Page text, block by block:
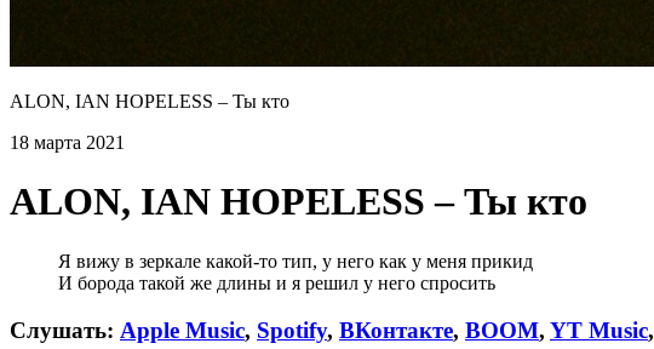
ALON, IAN HOPELESS – Ты кто
18 марта 2021
ALON, IAN HOPELESS – Ты кто
Я вижу в зеркале какой-то тип, у него как у меня прикид
И борода такой же длины и я решил у него спросить
Слушать: Apple Music, Spotify, ВКонтакте, BOOM, YT Music,